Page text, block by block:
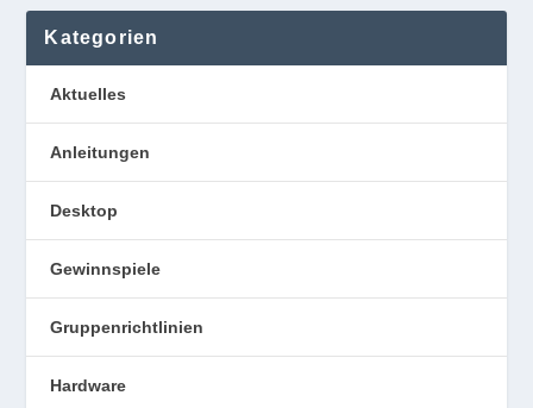
Kategorien
Aktuelles
Anleitungen
Desktop
Gewinnspiele
Gruppenrichtlinien
Hardware